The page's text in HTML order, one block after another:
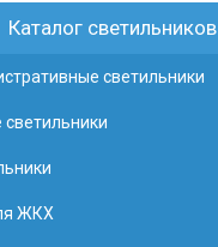
Каталог светильников
светильники
ЖКХ